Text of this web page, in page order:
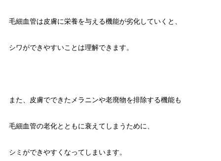
毛細血管は皮膚に栄養を与える機能が劣化していくと、
シワができやすいことは理解できます。
また、皮膚でできたメラニンや老廃物を排除する機能も
毛細血管の老化とともに衰えてしまうために、
シミができやすくなってしまいます。